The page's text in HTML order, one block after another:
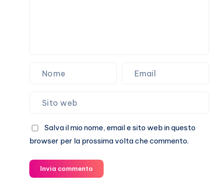
Salva il mio nome, email e sito web in questo
browser per la prossima volta che commento.
Invia commento